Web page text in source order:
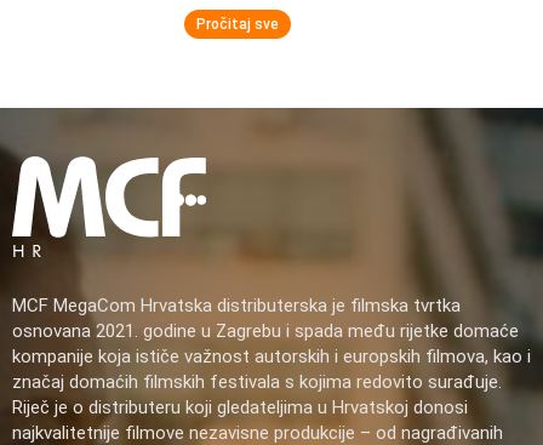
Pročitaj sve
MCF MegaCom Hrvatska distributerska je filmska tvrtka
osnovana 2021. godine u Zagrebu i spada među rijetke domaće
kompanije koja ističe važnost autorskih i europskih filmova, kao i
značaj domaćih filmskih festivala s kojima redovito surađuje.
Riječ je o distributeru koji gledateljima u Hrvatskoj donosi
najkvalitetnije filmove nezavisne produkcije – od nagrađivanih